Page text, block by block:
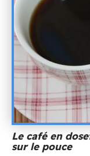
Le café en
sur le pouce